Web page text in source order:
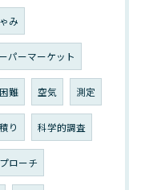
み
パーマーケット
難 空気 測定
り 科学的調査
ローチ